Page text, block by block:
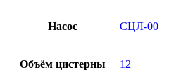
Насос СЦЛ-00
Объём цистерны 12